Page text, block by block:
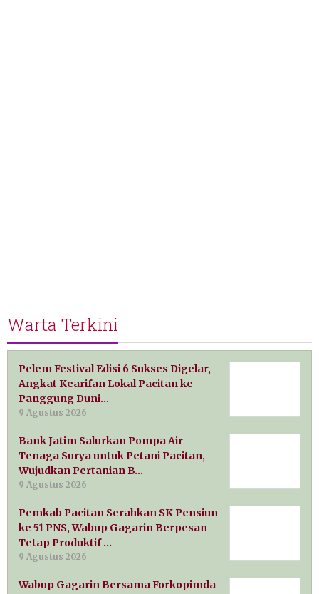
Warta Terkini
Pelem Festival Edisi 6 Sukses Digelar,
Angkat Kearifan Lokal Pacitan ke
Panggung Duni…
9 Agustus 2026
Bank Jatim Salurkan Pompa Air
Tenaga Surya untuk Petani Pacitan,
Wujudkan Pertanian B…
9 Agustus 2026
Pemkab Pacitan Serahkan SK Pensiun
ke 51 PNS, Wabup Gagarin Berpesan
Tetap Produktif …
9 Agustus 2026
Wabup Gagarin Bersama Forkopimda